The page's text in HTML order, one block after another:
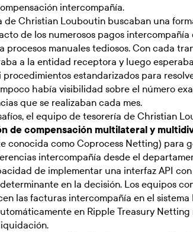
intercompañía.
de Christian Louboutin buscaban una
de los numerosos pagos
procesos manuales tediosos. Con cada
a la entidad receptora y luego
procedimientos estandarizados para
había visibilidad sobre el número
que se realizaban cada mes.
el equipo de tesorería de Christian
de compensación multilateral y
conocida como Coprocess Netting) para
intercompañía desde el
de implementar una interfaz API con
en la decisión. Los equipos
las facturas intercompañía en el sistema
en Ripple Treasury Netting